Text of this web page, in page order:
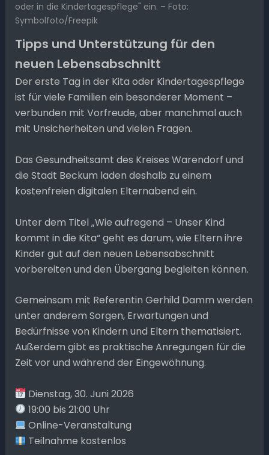
oder in die Kindertagespflege" ein. – Foto:
Symbolfoto/Freepik
Tipps und Unterstützung für den
neuen Lebensabschnitt
Der erste Tag in der Kita oder Kindertagespflege
ist für viele Familien ein besonderer Moment –
verbunden mit Vorfreude, aber manchmal auch
mit Unsicherheiten und vielen Fragen.
Das Gesundheitsamt des Kreises Warendorf und
die Stadt Beckum laden deshalb zu einem
kostenfreien digitalen Elternabend ein.
Unter dem Titel „Wie aufregend – Unser Kind
kommt in die Kita“ geht es darum, wie Eltern ihre
Kinder gut auf den neuen Lebensabschnitt
vorbereiten und den Übergang begleiten können.
Gemeinsam mit Referentin Gerhild Damm werden
unter anderem Sorgen, Erwartungen und
Bedürfnisse von Kindern und Eltern thematisiert.
Außerdem gibt es praktische Anregungen für die
Zeit vor und während der Eingewöhnung.
Dienstag, 30. Juni 2026
19:00 bis 21:00 Uhr
Online-Veranstaltung
Teilnahme kostenlos